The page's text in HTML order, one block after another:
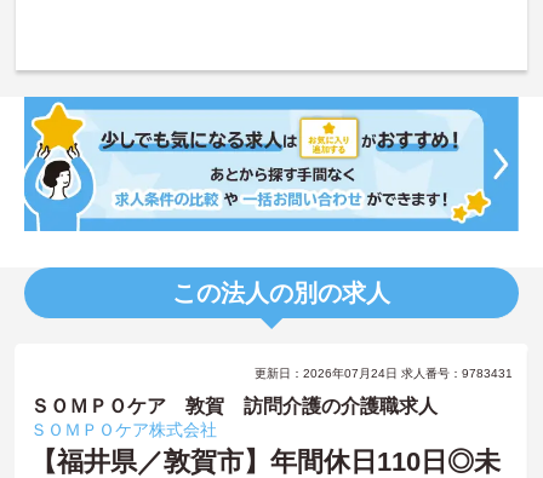
この法人の別の求人
更新日：2026年07月24日 求人番号：9783431
ＳＯＭＰＯケア 敦賀 訪問介護の介護職求人
ＳＯＭＰＯケア株式会社
【福井県／敦賀市】年間休日110日◎未